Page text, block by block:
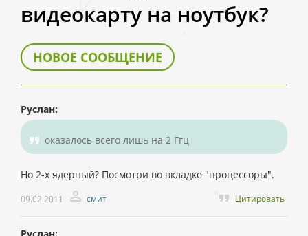
видеокарту на ноутбук?
НОВОЕ СООБЩЕНИЕ
Руслан:
оказалось всего лишь на 2 Ггц
Но 2-х ядерный? Посмотри во вкладке "процессоры".
09.02.2011 смит Цитировать